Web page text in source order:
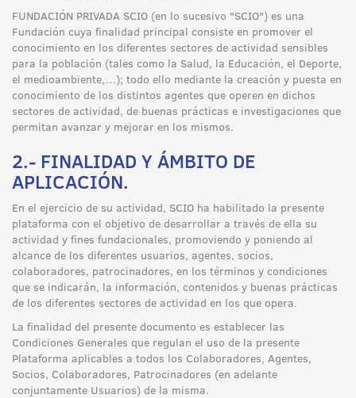
FUNDACIÓN PRIVADA SCIO (en lo sucesivo "SCIO") es una
Fundación cuya finalidad principal consiste en promover el
conocimiento en los diferentes sectores de actividad sensibles
para la población (tales como la Salud, la Educación, el Deporte,
el medioambiente,…); todo ello mediante la creación y puesta en
conocimiento de los distintos agentes que operen en dichos
sectores de actividad, de buenas prácticas e investigaciones que
permitan avanzar y mejorar en los mismos.
2.- FINALIDAD Y ÁMBITO DE
APLICACIÓN.
En el ejercicio de su actividad, SCIO ha habilitado la presente
plataforma con el objetivo de desarrollar a través de ella su
actividad y fines fundacionales, promoviendo y poniendo al
alcance de los diferentes usuarios, agentes, socios,
colaboradores, patrocinadores, en los términos y condiciones
que se indicarán, la información, contenidos y buenas prácticas
de los diferentes sectores de actividad en los que opera.
La finalidad del presente documento es establecer las
Condiciones Generales que regulan el uso de la presente
Plataforma aplicables a todos los Colaboradores, Agentes,
Socios, Colaboradores, Patrocinadores (en adelante
conjuntamente Usuarios) de la misma.